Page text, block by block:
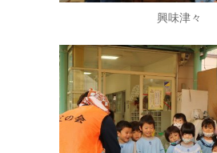
興味津々